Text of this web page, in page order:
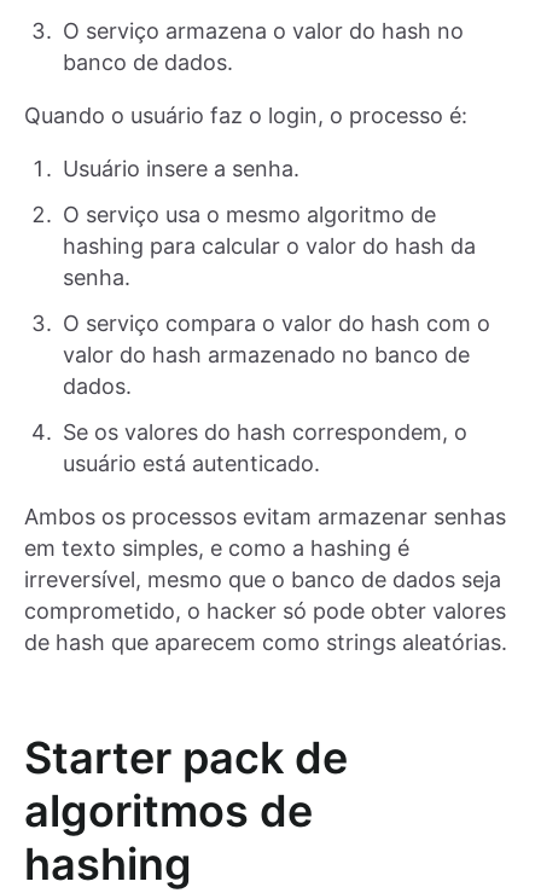
O serviço armazena o valor do hash no
banco de dados.
Quando o usuário faz o login, o processo é:
Usuário insere a senha.
O serviço usa o mesmo algoritmo de
hashing para calcular o valor do hash da
senha.
O serviço compara o valor do hash com o
valor do hash armazenado no banco de
dados.
Se os valores do hash correspondem, o
usuário está autenticado.
Ambos os processos evitam armazenar senhas
em texto simples, e como a hashing é
irreversível, mesmo que o banco de dados seja
comprometido, o hacker só pode obter valores
de hash que aparecem como strings aleatórias.
Starter pack de
algoritmos de
hashing